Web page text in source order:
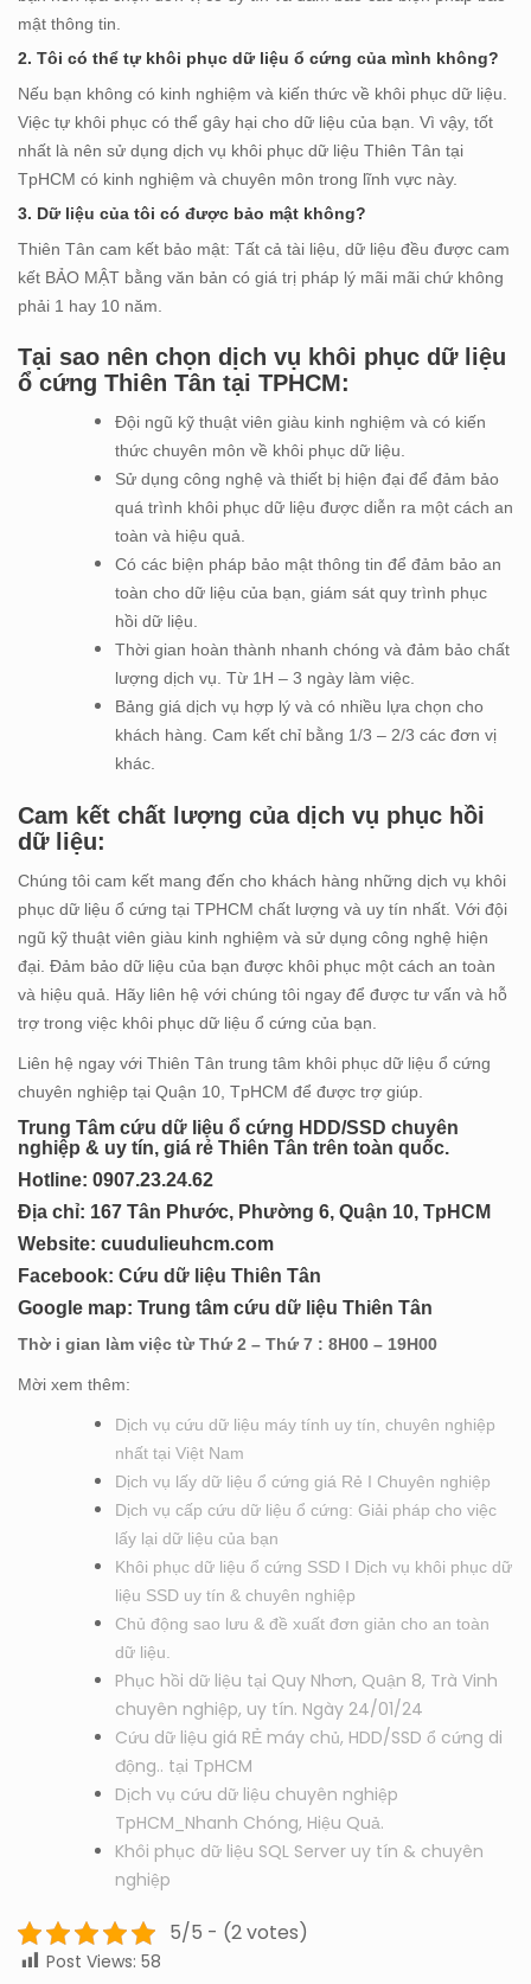
mật thông tin.
2. Tôi có thể tự khôi phục dữ liệu ổ cứng của mình không?
Nếu bạn không có kinh nghiệm và kiến thức về khôi phục dữ liệu.
Việc tự khôi phục có thể gây hại cho dữ liệu của bạn. Vì vậy, tốt
nhất là nên sử dụng dịch vụ khôi phục dữ liệu Thiên Tân tại
TpHCM có kinh nghiệm và chuyên môn trong lĩnh vực này.
3. Dữ liệu của tôi có được bảo mật không?
Thiên Tân cam kết bảo mật: Tất cả tài liệu, dữ liệu đều được cam
kết BẢO MẬT bằng văn bản có giá trị pháp lý mãi mãi chứ không
phải 1 hay 10 năm.
Tại sao nên chọn dịch vụ khôi phục dữ liệu
ổ cứng Thiên Tân tại TPHCM:
Đội ngũ kỹ thuật viên giàu kinh nghiệm và có kiến
thức chuyên môn về khôi phục dữ liệu.
Sử dụng công nghệ và thiết bị hiện đại để đảm bảo
quá trình khôi phục dữ liệu được diễn ra một cách an
toàn và hiệu quả.
Có các biện pháp bảo mật thông tin để đảm bảo an
toàn cho dữ liệu của bạn, giám sát quy trình phục
hồi dữ liệu.
Thời gian hoàn thành nhanh chóng và đảm bảo chất
lượng dịch vụ. Từ 1H – 3 ngày làm việc.
Bảng giá dịch vụ hợp lý và có nhiều lựa chọn cho
khách hàng. Cam kết chỉ bằng 1/3 – 2/3 các đơn vị
khác.
Cam kết chất lượng của dịch vụ phục hồi
dữ liệu:
Chúng tôi cam kết mang đến cho khách hàng những dịch vụ khôi
phục dữ liệu ổ cứng tại TPHCM chất lượng và uy tín nhất. Với đội
ngũ kỹ thuật viên giàu kinh nghiệm và sử dụng công nghệ hiện
đại. Đảm bảo dữ liệu của bạn được khôi phục một cách an toàn
và hiệu quả. Hãy liên hệ với chúng tôi ngay để được tư vấn và hỗ
trợ trong việc khôi phục dữ liệu ổ cứng của bạn.
Liên hệ ngay với Thiên Tân trung tâm khôi phục dữ liệu ổ cứng
chuyên nghiệp tại Quận 10, TpHCM để được trợ giúp.
Trung Tâm cứu dữ liệu ổ cứng HDD/SSD chuyên
nghiệp & uy tín, giá rẻ Thiên Tân trên toàn quốc.
Hotline: 0907.23.24.62
Địa chỉ: 167 Tân Phước, Phường 6, Quận 10, TpHCM
Website: cuudulieuhcm.com
Facebook: Cứu dữ liệu Thiên Tân
Google map: Trung tâm cứu dữ liệu Thiên Tân
Thờ i gian làm việc từ Thứ 2 – Thứ 7 : 8H00 – 19H00
Mời xem thêm:
Dịch vụ cứu dữ liệu máy tính uy tín, chuyên nghiệp
nhất tại Việt Nam
Dịch vụ lấy dữ liệu ổ cứng giá Rẻ I Chuyên nghiệp
Dịch vụ cấp cứu dữ liệu ổ cứng: Giải pháp cho việc
lấy lại dữ liệu của bạn
Khôi phục dữ liệu ổ cứng SSD I Dịch vụ khôi phục dữ
liệu SSD uy tín & chuyên nghiệp
Chủ động sao lưu & đề xuất đơn giản cho an toàn
dữ liệu.
Phục hồi dữ liệu tại Quy Nhơn, Quận 8, Trà Vinh
chuyên nghiệp, uy tín. Ngày 24/01/24
Cứu dữ liệu giá RẺ máy chủ, HDD/SSD ổ cứng di
động.. tại TpHCM
Dịch vụ cứu dữ liệu chuyên nghiệp
TpHCM_Nhanh Chóng, Hiệu Quả.
Khôi phục dữ liệu SQL Server uy tín & chuyên
nghiệp
5/5 - (2 votes)
Post Views: 58